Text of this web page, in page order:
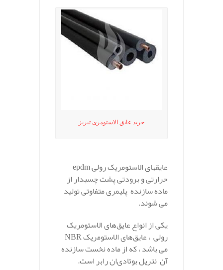
خرید عایق الاستومری تبریز
عایقهای الاستومریک رولی epdm
حرارتی و برودتی پشت چسبدار از
ماده سازنده پلیمری متفاوتی تولید
می شوند.
یکی از انواع عایق‌های الاستومریک
رولی ، عایق‌های الاستومریک NBR
می باشد ، که از ماده نخست سازنده
آن نتریل بوتادی‌ان رابر است.